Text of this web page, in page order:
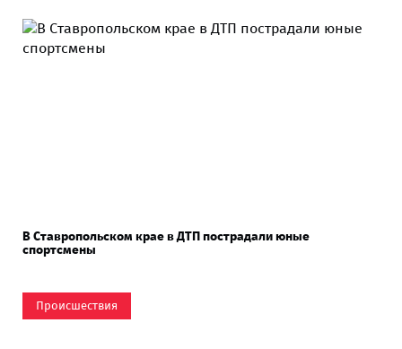
В Ставропольском крае в ДТП пострадали юные
спортсмены
Происшествия